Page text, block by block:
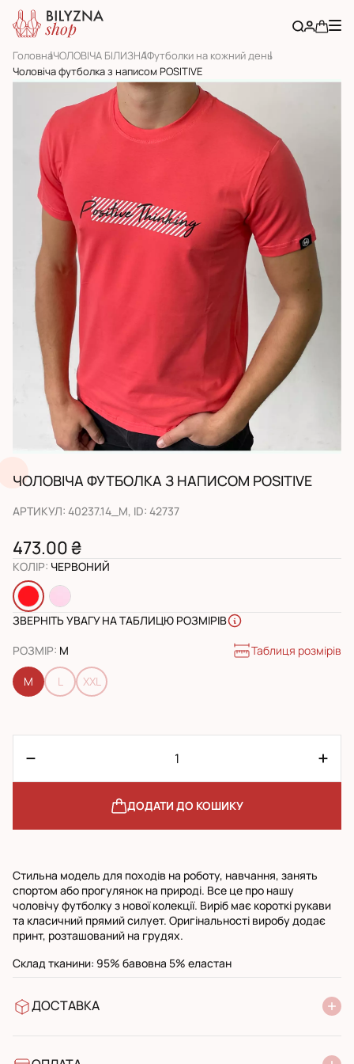
ГоловнаЧОЛОВІЧА БІЛИЗНАФутболки на кожний день
Чоловіча футболка з написом POSITIVE
ЧОЛОВІЧА ФУТБОЛКА З НАПИСОМ POSITIVE
АРТИКУЛ: 40237.14_M, ID: 42737
473.00 ₴
КОЛІР: ЧЕРВОНИЙ
ЗВЕРНІТЬ УВАГУ НА ТАБЛИЦЮ РОЗМІРІВ
РОЗМІР: M Таблиця розмірів
M L XXL
ДОДАТИ ДО КОШИКУ
Стильна модель для походів на роботу, навчання, занять
спортом або прогулянок на природі. Все це про нашу
чоловічу футболку з нової колекції. Виріб має короткі рукави
та класичний прямий силует. Оригінальності виробу додає
принт, розташований на грудях.
Склад тканини: 95% бавовна 5% еластан
ДОСТАВКА
УкрПошта стандарт